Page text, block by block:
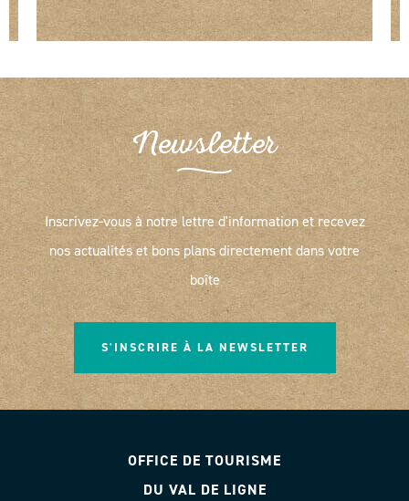
Newsletter
Inscrivez-vous à notre lettre d'information et recevez
nos actualités et bons plans directement dans votre
boîte
S'INSCRIRE À LA NEWSLETTER
OFFICE DE TOURISME
DU VAL DE LIGNE